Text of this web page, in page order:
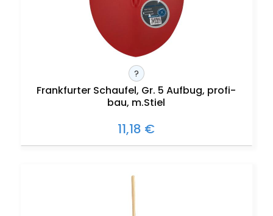
?
Frankfurter Schaufel, Gr. 5 Aufbug, profi-
bau, m.Stiel
11,18 €